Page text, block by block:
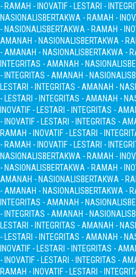
- RAMAH - INOVATIF - LESTARI -
NASIONALISBERTAKWA - RAMAH -
- NASIONALISBERTAKWA - RAMAH -
AMANAH - NASIONALISBERTAKWA -
- AMANAH - NASIONALISBERTAKWA -
INTEGRITAS - AMANAH - NASIONALIS
- INTEGRITAS - AMANAH - NASIONALIS
LESTARI - INTEGRITAS - AMANAH -
- LESTARI - INTEGRITAS - AMANAH -
INOVATIF - LESTARI - INTEGRITAS -
- INOVATIF - LESTARI - INTEGRITAS -
RAMAH - INOVATIF - LESTARI -
- RAMAH - INOVATIF - LESTARI -
NASIONALISBERTAKWA - RAMAH -
- NASIONALISBERTAKWA - RAMAH -
AMANAH - NASIONALISBERTAKWA -
- AMANAH - NASIONALISBERTAKWA -
INTEGRITAS - AMANAH - NASIONALIS
- INTEGRITAS - AMANAH - NASIONALIS
LESTARI - INTEGRITAS - AMANAH -
- LESTARI - INTEGRITAS - AMANAH -
INOVATIF - LESTARI - INTEGRITAS -
- INOVATIF - LESTARI - INTEGRITAS -
RAMAH - INOVATIF - LESTARI -